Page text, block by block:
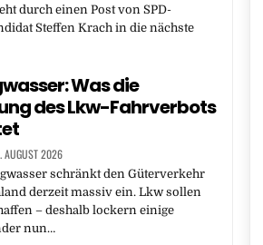
durch einen Post von SPD-
Steffen Krach in die nächste
Was die
des Lkw-Fahrverbots
AUGUST 2026
schränkt den Güterverkehr
derzeit massiv ein. Lkw sollen
– deshalb lockern einige
nun…